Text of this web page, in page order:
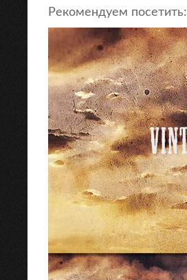
Рекомендуем посетить: